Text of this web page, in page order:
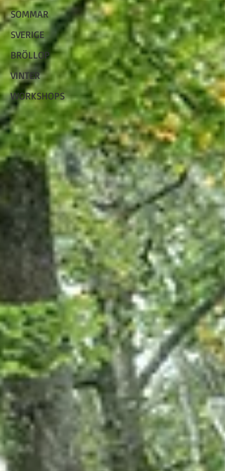
SOMMAR
SVERIGE
BRÖLLOP
VINTER
WORKSHOPS